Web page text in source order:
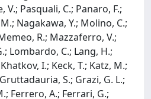
V.; Pasquali, C.; Panaro, F.;
Nagakawa, Y.; Molino, C.;
R.; Mazzaferro, V.;
Lombardo, C.; Lang, H.;
I.; Keck, T.; Katz, M.;
S.; Grazi, G. L.;
Ferrero, A.; Ferrari, G.;